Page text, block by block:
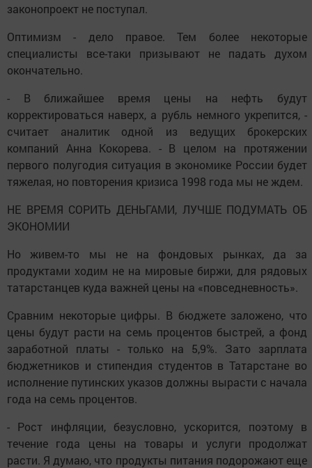
законопроект не поступал.
Оптимизм - дело правое. Тем более некоторые
специалисты все-таки призывают не падать духом
окончательно.
- В ближайшее время цены на нефть будут
корректироваться наверх, а рубль немного укрепится, -
считает аналитик одной из ведущих брокерских
компаний Анна Кокорева. - В целом на протяжении
первого полугодия ситуация в экономике России будет
тяжелая, но повторения кризиса 1998 года мы не ждем.
НЕ ВРЕМЯ СОРИТЬ ДЕНЬГАМИ, ЛУЧШЕ ПОДУМАТЬ ОБ
ЭКОНОМИИ
Но живем-то мы не на фондовых рынках, да за
продуктами ходим не на мировые биржи, для рядовых
татарстанцев куда важней цены на «повседневность».
Сравним некоторые цифры. В бюджете заложено, что
цены будут расти на семь процентов быстрей, а фонд
заработной платы - только на 5,9%. Зато зарплата
бюджетников и стипендия студентов в Татарстане во
исполнение путинских указов должны вырасти с начала
года на семь процентов.
- Рост инфляции, безусловно, ускорится, поэтому в
течение года цены на товары и услуги продолжат
расти. Я думаю, что продукты питания подорожают еще